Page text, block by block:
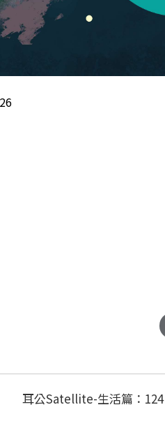
耳公Satellite-生活篇：124